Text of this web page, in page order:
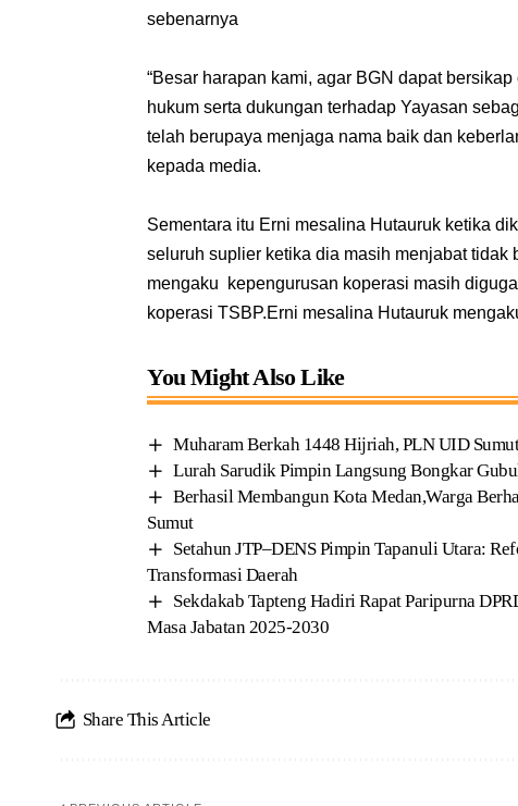
sebenarnya
“Besar harapan kami, agar BGN dapat
hukum serta dukungan terhadap Yayasan
telah berupaya menjaga nama baik dan
kepada media.
Sementara itu Erni mesalina Hutauruk ketika
seluruh suplier ketika dia masih menjabat
mengaku kepengurusan koperasi masih
koperasi TSBP.Erni mesalina Hutauruk
You Might Also Like
Muharam Berkah 1448 Hijriah, PLN UID
Lurah Sarudik Pimpin Langsung Bongkar
Berhasil Membangun Kota Medan,Warga
Sumut
Setahun JTP–DENS Pimpin Tapanuli Utara:
Transformasi Daerah
Sekdakab Tapteng Hadiri Rapat Paripurna
Masa Jabatan 2025-2030
Share This Article